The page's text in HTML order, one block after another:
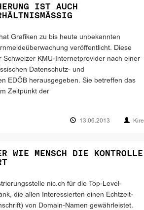
IST AUCH
Grafiken zu bis heute unbekannten
veröffentlicht. Diese
Schweizer KMU-Internetprovider nach einer
Datenschutz- und
EDÖB herausgegeben. Sie betreffen das
Zeitpunkt der
13.06.2013 Kire
WIE MENSCH DIE KONTROLLE
nic.ch für die Top-Level-
die allen Interessierten einen Echtzeit-
von Domain-Namen gewährleistet.